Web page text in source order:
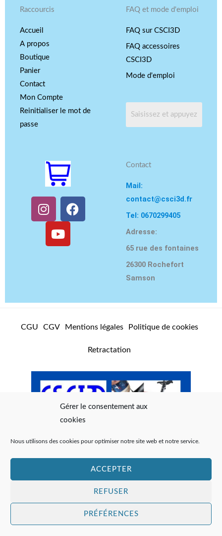
Gérer le consentement aux
cookies
Nous utilisons des cookies pour optimiser notre site web et notre service.
ACCEPTER
REFUSER
PRÉFÉRENCES
Raccourcis
Accueil
A propos
Boutique
Panier
Contact
Mon Compte
Reinitialiser le mot de
passe
FAQ et mode d'emploi
FAQ sur CSCI3D
FAQ accessoires
CSCI3D
Mode d'emploi
I
n
s
m
F
a
Y
u
t
Contact
Mail:
contact@csci3d.fr
Tel: 0670299405
Adresse:
65 rue des fontaines
26300 Rochefort
Samson
CGU CGV Mentions légales Politique de cookies
Retractation